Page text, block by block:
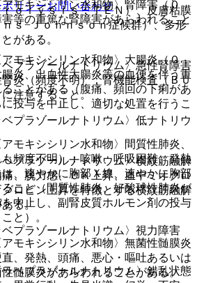
モキシシリン水和物〉腎障害（０．
等の重篤な腎障害があらわれること
モキシシリン水和物〉大腸炎（０．
炎、出血性大腸炎等の血便を伴う重
ことがある（腹痛、頻回の下痢があ
投与を中止し、適切な処置を行うこ
モキシシリン水和物〉間質性肺炎、
頻度不明）：咳嗽、呼吸困難、発熱
、速やかに胸部Ｘ線、速やかに胸部
こと（間質性肺炎、好酸球性肺炎が
中止し、副腎皮質ホルモン剤の投与
と）。
モキシシリン水和物〉無菌性髄膜炎
直、発熱、頭痛、悪心・嘔吐あるいは
髄膜炎があらわれることがある。
ｏｌｙｓｉｓ：ＴＥＮ）、皮膚粘膜
ｓ−Ｊｏｈｎｓｏｎ症候群）、多形
がある。
プラゾールナトリウム〉急性腎障害
炎（頻度不明）：腎機能検査（ＢＵ
注意すること。
プラゾールナトリウム〉低ナトリウ
プラゾールナトリウム〉横紋筋融解
、脱力感、ＣＫ上昇、血中ミオグロ
ロビン上昇を特徴とする横紋筋融解
る。
プラゾールナトリウム〉視力障害
ベプラゾールナトリウム〉錯乱状態
リシーお問い合わせ